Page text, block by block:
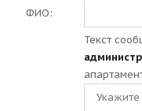
ФИО:
Текст